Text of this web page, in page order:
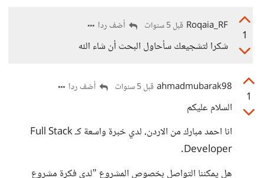
1
Roqaia_RF قبل 5 سنوات أضف ردا
شكرا لتشجيعك سأحاول البحث أن شاء الله
1
ahmadmubarak98 قبل 5 سنوات أضف ردا
السلام عليكم
انا احمد مبارك من الاردن، لدي خبرة واسعة كـ Full Stack
Developer.
هل يمكننا التواصل بخصوص المشروع "لدي فكرة مشروع